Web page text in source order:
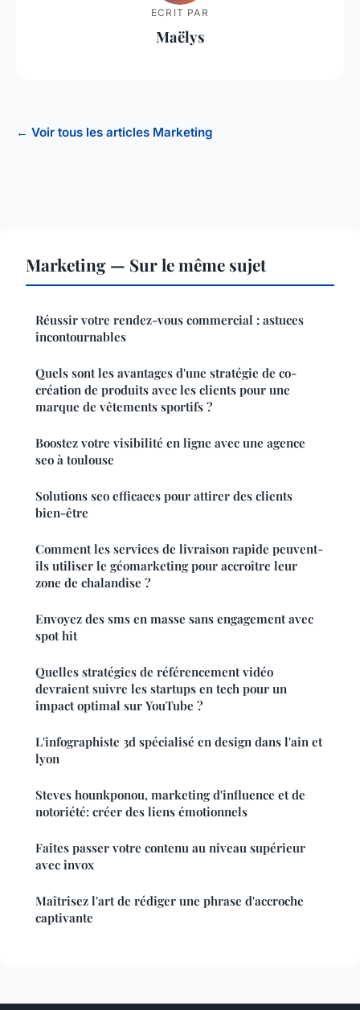
ECRIT PAR
Maëlys
← Voir tous les articles Marketing
Marketing — Sur le même sujet
Réussir votre rendez-vous commercial : astuces
incontournables
Quels sont les avantages d'une stratégie de co-
création de produits avec les clients pour une
marque de vêtements sportifs ?
Boostez votre visibilité en ligne avec une agence
seo à toulouse
Solutions seo efficaces pour attirer des clients
bien-être
Comment les services de livraison rapide peuvent-
ils utiliser le géomarketing pour accroître leur
zone de chalandise ?
Envoyez des sms en masse sans engagement avec
spot hit
Quelles stratégies de référencement vidéo
devraient suivre les startups en tech pour un
impact optimal sur YouTube ?
L'infographiste 3d spécialisé en design dans l'ain et
lyon
Steves hounkponou, marketing d'influence et de
notoriété: créer des liens émotionnels
Faites passer votre contenu au niveau supérieur
avec invox
Maîtrisez l'art de rédiger une phrase d'accroche
captivante